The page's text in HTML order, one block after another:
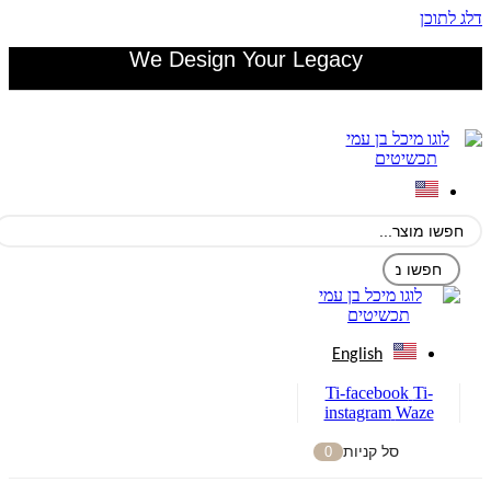
דלג לתוכן
We Design Your Legacy
English
Ti-facebook Ti-
instagram Waze
סל קניות 0